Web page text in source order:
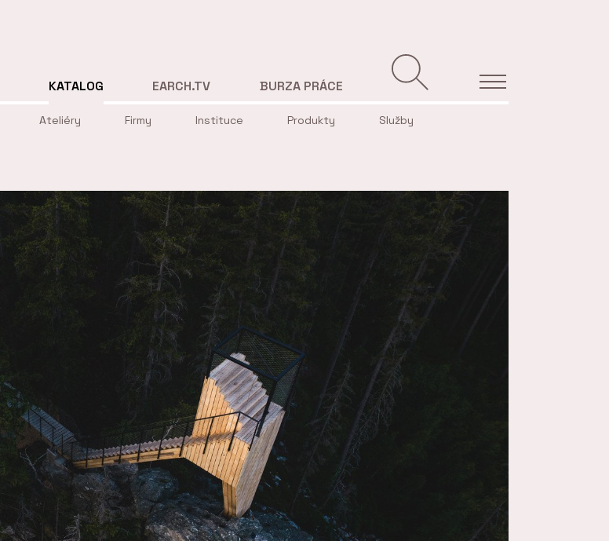
KATALOG
Ateliéry Firmy Instituce Produkty Služby
EARCH.TV BURZA PRÁCE